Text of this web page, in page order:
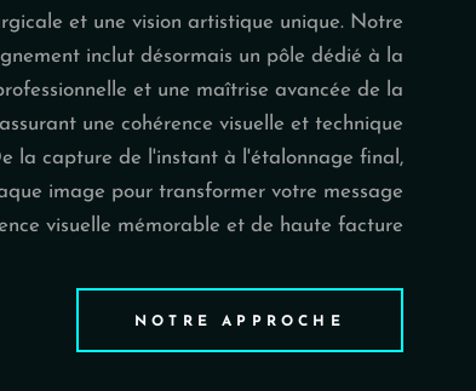
et une vision artistique unique. Notre
inclut désormais un pôle dédié à la
et une maîtrise avancée de la
une cohérence visuelle et technique
la capture de l'instant à l'étalonnage final,
image pour transformer votre message
visuelle mémorable et de haute facture
NOTRE APPROCHE